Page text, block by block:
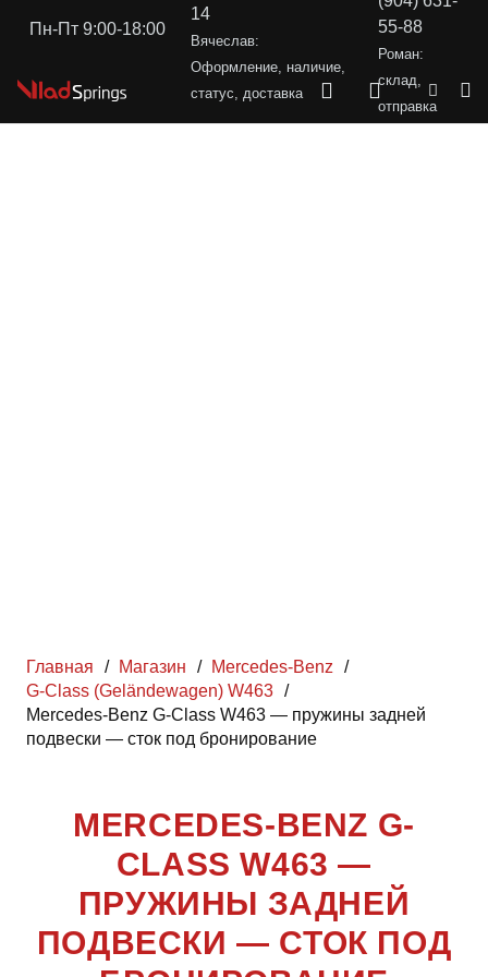
Пн-Пт 9:00-18:00
14
Вячеслав:
Оформление, наличие,
статус, доставка
55-88
Роман:
склад,
отправка
Главная / Магазин / Mercedes-Benz
/
G-Class (Geländewagen) W463 /
Mercedes-Benz G-Class W463 — пружины задней
подвески — сток под бронирование
MERCEDES-BENZ G-
CLASS W463 —
ПРУЖИНЫ ЗАДНЕЙ
ПОДВЕСКИ — СТОК ПОД